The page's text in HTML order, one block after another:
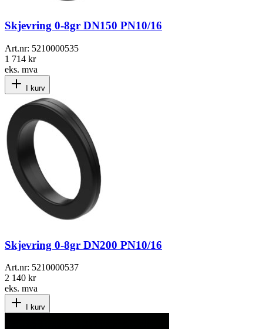
Skjevring 0-8gr DN150 PN10/16
Art.nr: 5210000535
1 714 kr
eks. mva
I kurv
Skjevring 0-8gr DN200 PN10/16
Art.nr: 5210000537
2 140 kr
eks. mva
I kurv